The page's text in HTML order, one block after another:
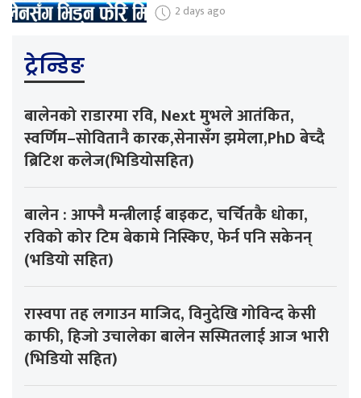
2 days ago
ट्रेन्डिङ
बालेनको राडारमा रवि, Next मुभले आतंकित,
स्वर्णिम–सोवितानै कारक,सेनासँग झमेला,PhD बेच्दै
ब्रिटिश कलेज(भिडियोसहित)
बालेन : आफ्नै मन्त्रीलाई बाइकट, चर्चितकै धोका,
रविको कोर टिम बेकामे निस्किए, फेर्न पनि सकेनन्
(भडियो सहित)
रास्वपा तह लगाउन माजिद, विनुदेखि गोविन्द केसी
काफी, हिजो उचालेका बालेन सस्मितलाई आज भारी
(भिडियो सहित)